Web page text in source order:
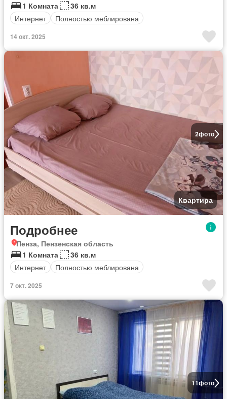
1 Комната
36 кв.м
Интернет
Полностью меблирована
14 окт. 2025
2фото
Квартира
Подробнее
Пенза, Пензенская область
1 Комната
36 кв.м
Интернет
Полностью меблирована
7 окт. 2025
11фото